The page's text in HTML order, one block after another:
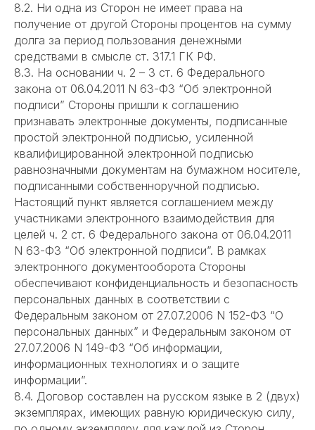
8.2. Ни одна из Сторон не имеет права на
получение от другой Стороны процентов на сумму
долга за период пользования денежными
средствами в смысле ст. 317.1 ГК РФ.
8.3. На основании ч. 2 – 3 ст. 6 Федерального
закона от 06.04.2011 N 63-ФЗ “Об электронной
подписи” Стороны пришли к соглашению
признавать электронные документы, подписанные
простой электронной подписью, усиленной
квалифицированной электронной подписью
равнозначными документам на бумажном носителе,
подписанными собственноручной подписью.
Настоящий пункт является соглашением между
участниками электронного взаимодействия для
целей ч. 2 ст. 6 Федерального закона от 06.04.2011
N 63-ФЗ “Об электронной подписи”. В рамках
электронного документооборота Стороны
обеспечивают конфиденциальность и безопасность
персональных данных в соответствии с
Федеральным законом от 27.07.2006 N 152-ФЗ “О
персональных данных” и Федеральным законом от
27.07.2006 N 149-ФЗ “Об информации,
информационных технологиях и о защите
информации”.
8.4. Договор составлен на русском языке в 2 (двух)
экземплярах, имеющих равную юридическую силу,